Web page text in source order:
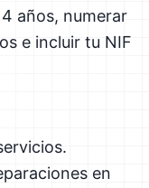
años, numerar
e incluir tu NIF
en